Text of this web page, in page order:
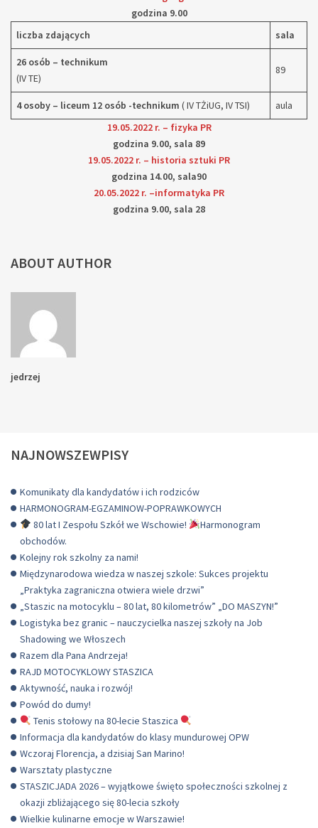
godzina 9.00
liczba zdających
sala
26 osób – technikum
(IV TE)
89
4 osoby – liceum 12 osób -technikum ( IV TŻiUG, IV TSI)
aula
19.05.2022 r. – fizyka PR
godzina 9.00, sala 89
19.05.2022 r. – historia sztuki PR
godzina 14.00, sala90
20.05.2022 r. –informatyka PR
godzina 9.00, sala 28
ABOUT AUTHOR
jedrzej
NAJNOWSZEWPISY
Komunikaty dla kandydatów i ich rodziców
HARMONOGRAM-EGZAMINOW-POPRAWKOWYCH
80 lat I Zespołu Szkół we Wschowie!
Harmonogram
obchodów.
Kolejny rok szkolny za nami!
Międzynarodowa wiedza w naszej szkole: Sukces projektu
„Praktyka zagraniczna otwiera wiele drzwi”
„Staszic na motocyklu – 80 lat, 80 kilometrów” „DO MASZYN!”
Logistyka bez granic – nauczycielka naszej szkoły na Job
Shadowing we Włoszech
Razem dla Pana Andrzeja!
RAJD MOTOCYKLOWY STASZICA
Aktywność, nauka i rozwój!
Powód do dumy!
Tenis stołowy na 80-lecie Staszica
Informacja dla kandydatów do klasy mundurowej OPW
Wczoraj Florencja, a dzisiaj San Marino!
Warsztaty plastyczne
STASZICJADA 2026 – wyjątkowe święto społeczności szkolnej z
okazji zbliżającego się 80-lecia szkoły
Wielkie kulinarne emocje w Warszawie!